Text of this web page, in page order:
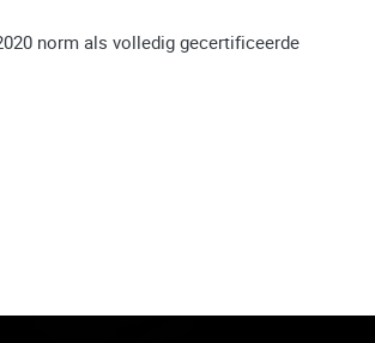
norm als volledig gecertificeerde